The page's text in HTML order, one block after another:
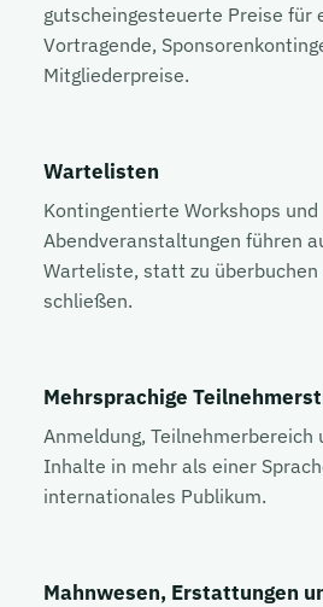
gutscheingesteuerte Preise für
Vortragende,
Mitgliederpreise.
Wartelisten
Kontingentierte Workshops und
Abendveranstaltungen führen
Warteliste, statt zu überbuchen
schließen.
Mehrsprachige
Anmeldung,
Inhalte in mehr als einer
internationales Publikum.
Mahnwesen, Erstattungen